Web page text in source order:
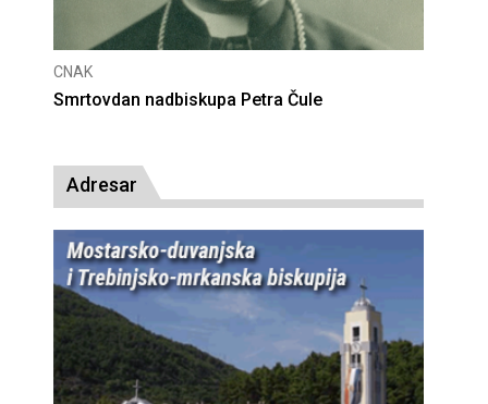
CNAK
Deseta obljetnica poništenja komunističke
Adresar